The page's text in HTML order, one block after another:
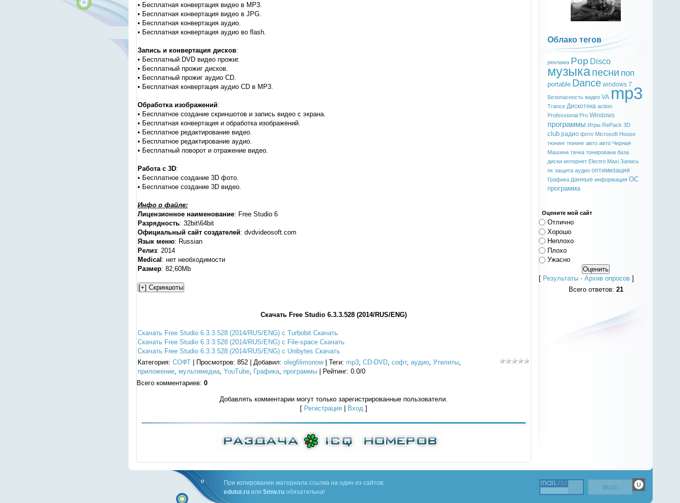
• Бесплатная конвертация видео в MP3.
• Бесплатная конвертация видео в JPG.
• Бесплатная конвертация аудио.
• Бесплатная конвертация аудио во flash.
Запись и конвертация дисков:
• Бесплатный DVD видео прожиг.
• Бесплатный прожиг дисков.
• Бесплатный прожиг аудио CD.
• Бесплатная конвертация аудио CD в MP3.
Обработка изображений:
• Бесплатное создание скриншотов и запись видео с экрана.
• Бесплатная конвертация и обработка изображений.
• Бесплатное редактирование видео.
• Бесплатное редактирование аудио.
• Бесплатный поворот и отражение видео.
Работа с 3D:
• Бесплатное создание 3D фото.
• Бесплатное создание 3D видео.
Инфо о файле:
Лицензионное наименование: Free Studio 6
Разрядность: 32bit\64bit
Официальный сайт создателей: dvdvideosoft.com
Язык меню: Russian
Релиз: 2014
Medical : нет необходимости
Размер: 82,60Mb
Скачать Free Studio 6.3.3.528 (2014/RUS/ENG)
Скачать Free Studio 6.3.3.528 (2014/RUS/ENG) с Turbobit Скачать
Скачать Free Studio 6.3.3.528 (2014/RUS/ENG) с File-space Скачать
Скачать Free Studio 6.3.3.528 (2014/RUS/ENG) с Unibytes Скачать
Категория: СОФТ| Просмотров: 852 | Добавил: olegfilimonow| Теги: mp3, CD-DVD, софт, аудио, Утилиты,
приложение, мультимедиа, YouTube, Графика, программы| Рейтинг: 0.0/0
Всего комментариев: 0
Добавлять комментарии могут только зарегистрированные пользователи.
[ Регистрация Вход ]
Облако тегов
реклама Pop Disco
музыкапесни поп
portable Dance windows 7
Безопасность видео VA mp3
Trance Дискотека action
Professional Pro Windows
программы Игры RePack 3D
club радио фото Microsoft House
тюнинг тюнинг авто авто Черная
Машина тачка тонирована база
диски интернет Electro Maxi Запись
пк защита аудио оптимизация
Графика данные информация ОС
программа
Оцените мой сайт
Отлично
Хорошо
Неплохо
Плохо
Ужасно
[ Результаты ·Архив опросов ]
Всего ответов: 21
При копировании материала ссылка на один из сайтов:
edutur.ruили 5mw.ruобязательна!